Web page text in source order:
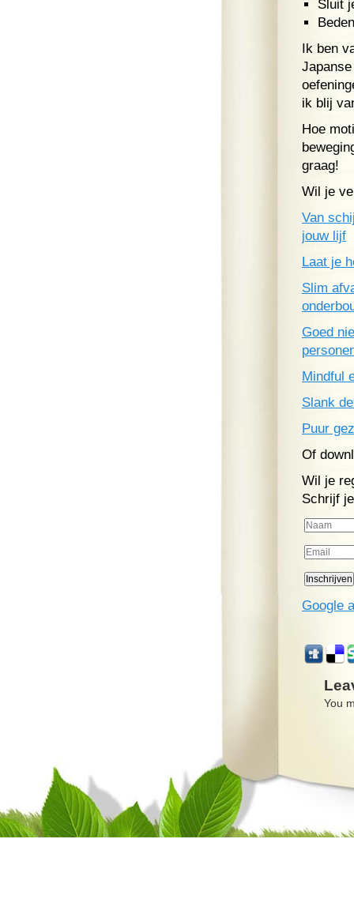
Sluit
Ik ben
ik blij
Hoe
graag!
Wil je
Van
jouw lijf
Laat je
Slim
Goed
Mindful
Slank
Puur
Of
Wil je
Schrijf
Google
You